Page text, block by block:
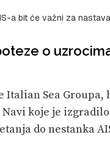
a bit će važni za
o
Italian Sea
koje je
do nestanka